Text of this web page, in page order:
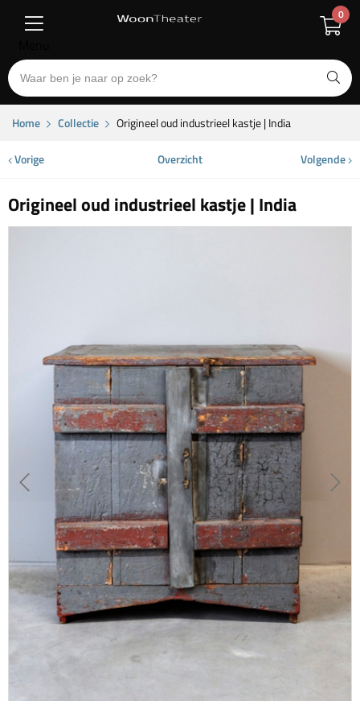
0
Home Collectie Origineel oud industrieel kastje | India
Vorige Overzicht Volgende
Origineel oud industrieel kastje | India